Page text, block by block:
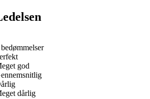
god
dårlig